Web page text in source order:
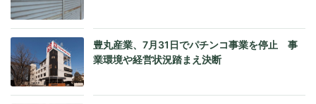
豊丸産業、7月31日でパチンコ事業を停止 事
業環境や経営状況踏まえ決断